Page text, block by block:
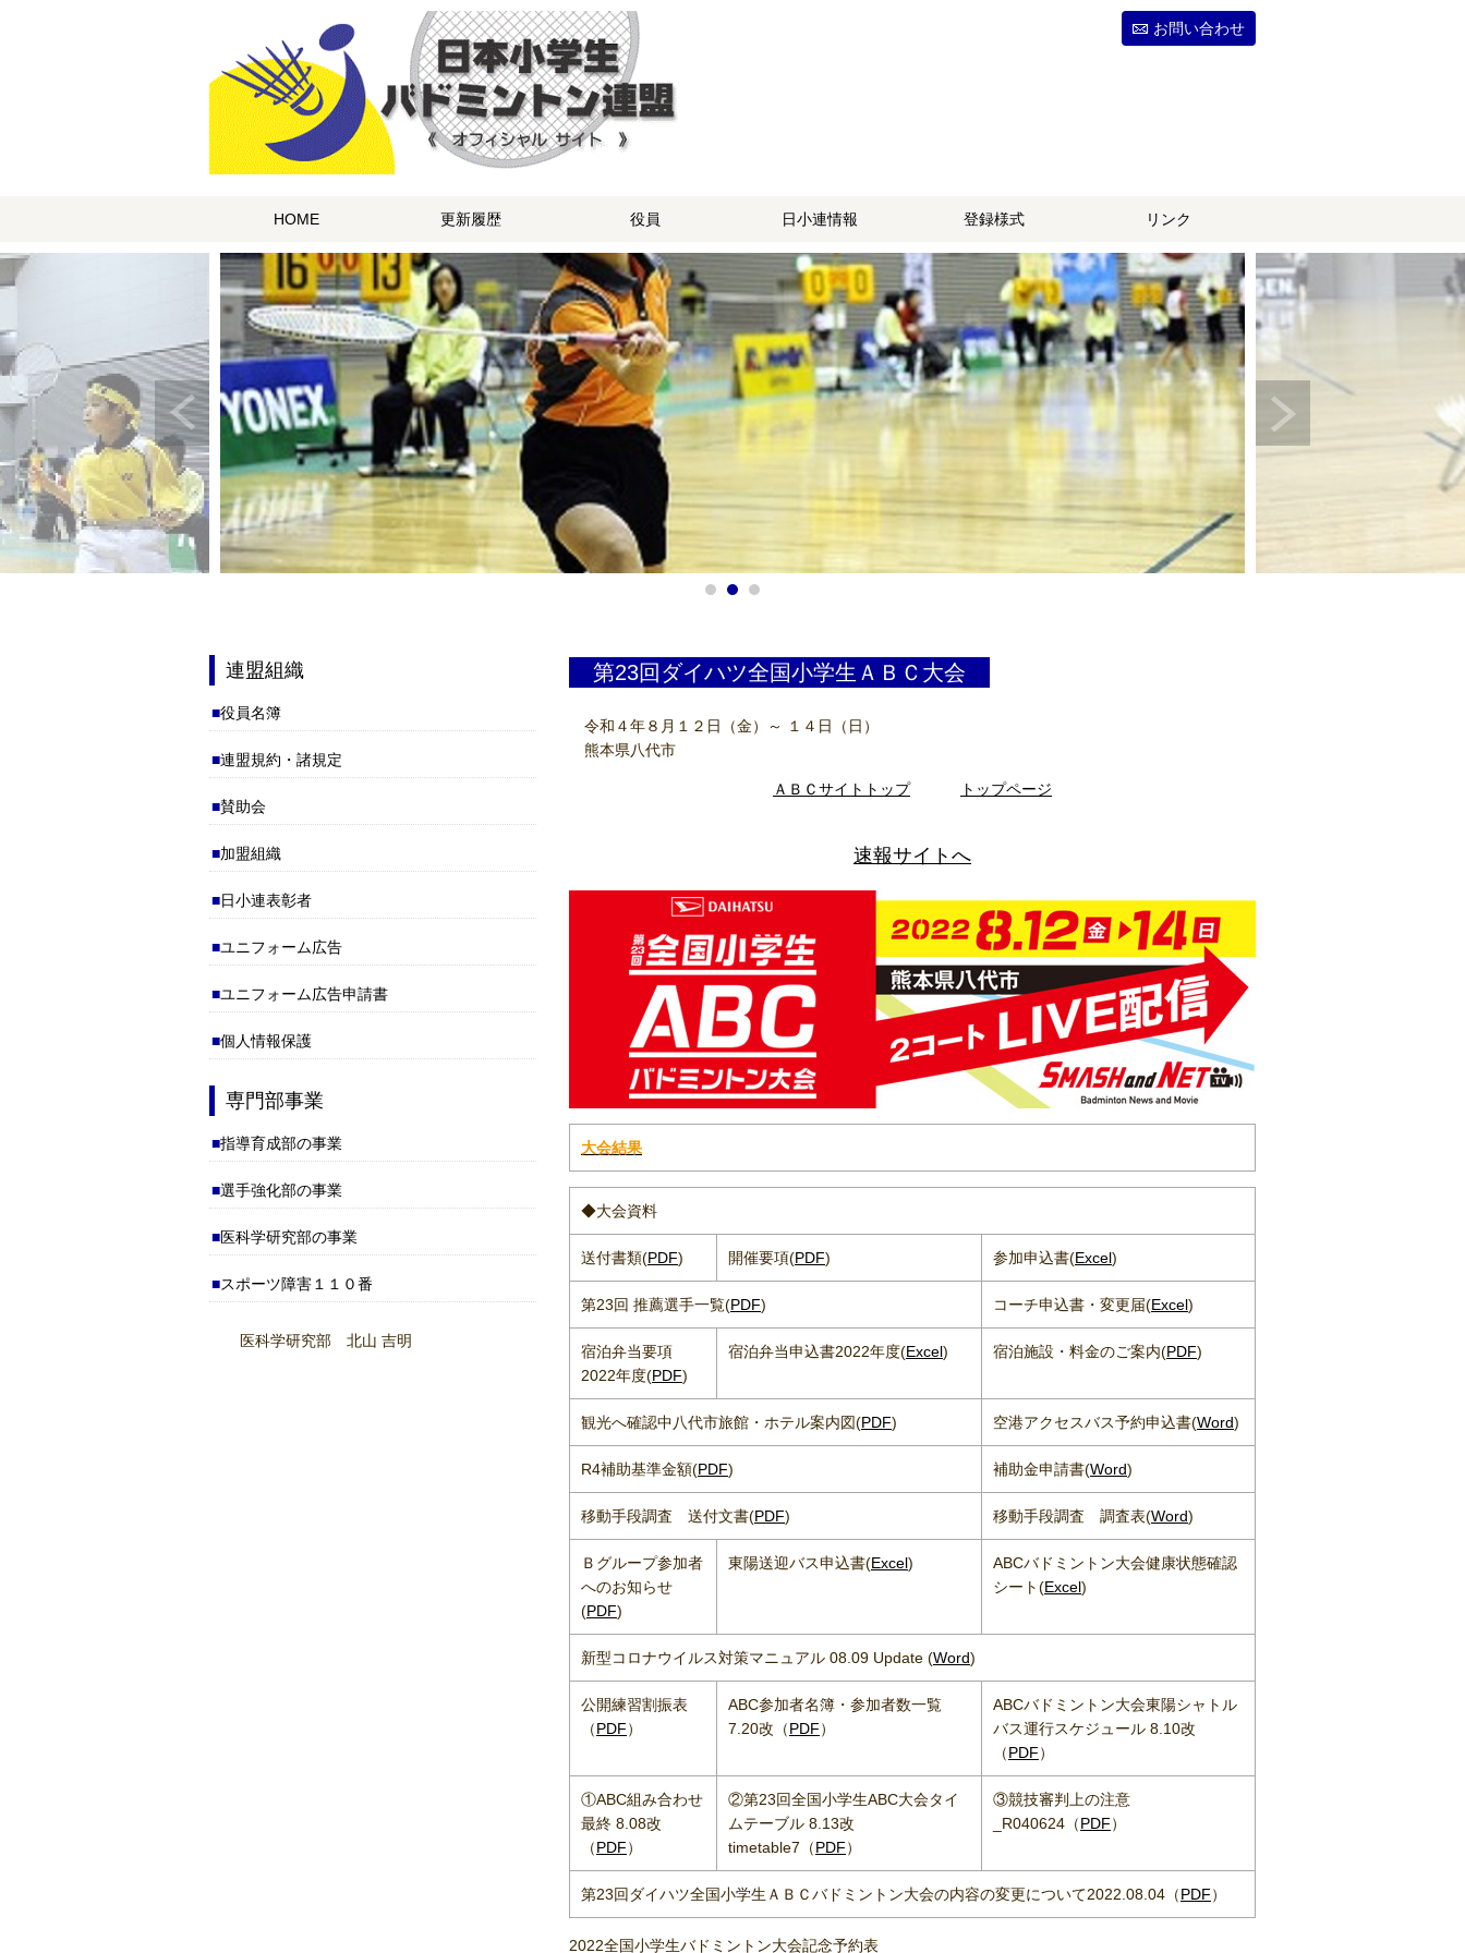
お問い合わせ
HOME 更新履歴 役員 日小連情報 登録様式 リンク
第23回ダイハツ全国小学生ＡＢＣ大会
令和４年８月１２日（金）～ １４日（日）
熊本県八代市
ＡＢＣサイトトップ トップページ
速報サイトへ
大会結果
◆大会資料
送付書類(PDF) 開催要項(PDF) 参加申込書(Excel)
第23回 推薦選手一覧(PDF) コーチ申込書・変更届(Excel)
宿泊弁当要項
2022年度(PDF)
宿泊弁当申込書2022年度(Excel) 宿泊施設・料金のご案内(PDF)
観光へ確認中八代市旅館・ホテル案内図(PDF) 空港アクセスバス予約申込書(Word)
R4補助基準金額(PDF) 補助金申請書(Word)
移動手段調査 送付文書(PDF) 移動手段調査 調査表(Word)
Ｂグループ参加者
へのお知らせ
(PDF)
東陽送迎バス申込書(Excel)
ABCバドミントン大会健康状態確認
シート(Excel)
新型コロナウイルス対策マニュアル 08.09 Update (Word)
公開練習割振表
（PDF）
ABC参加者名簿・参加者数一覧
7.20改（PDF）
ABCバドミントン大会東陽シャトル
バス運行スケジュール 8.10改
（PDF）
①ABC組み合わせ
最終 8.08改
（PDF）
②第23回全国小学生ABC大会タイ
ムテーブル 8.13改
timetable7（PDF）
③競技審判上の注意
_R040624（PDF）
第23回ダイハツ全国小学生ＡＢＣバドミントン大会の内容の変更について2022.08.04（PDF）
2022全国小学生バドミントン大会記念予約表
連盟組織
役員名簿
連盟規約・諸規定
賛助会
加盟組織
日小連表彰者
ユニフォーム広告
ユニフォーム広告申請書
個人情報保護
専門部事業
指導育成部の事業
選手強化部の事業
医科学研究部の事業
スポーツ障害１１０番
医科学研究部 北山 吉明